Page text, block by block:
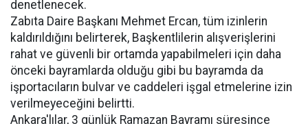
denetlenecek.
Zabıta Daire Başkanı Mehmet Ercan, tüm izinlerin
kaldırıldığını belirterek, Başkentlilerin alışverişlerini
rahat ve güvenli bir ortamda yapabilmeleri için daha
önceki bayramlarda olduğu gibi bu bayramda da
işportacıların bulvar ve caddeleri işgal etmelerine izin
verilmeyeceğini belirtti.
Ankara'lılar, 3 günlük Ramazan Bayramı süresince